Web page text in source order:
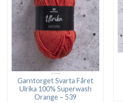
Garntorget Svarta Fåret
Ulrika 100% Superwash
Orange – 539